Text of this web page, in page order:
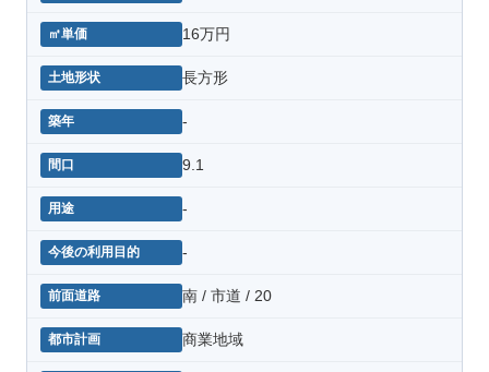
16万円
長方形
-
9.1
-
-
南 / 市道 / 20
商業地域